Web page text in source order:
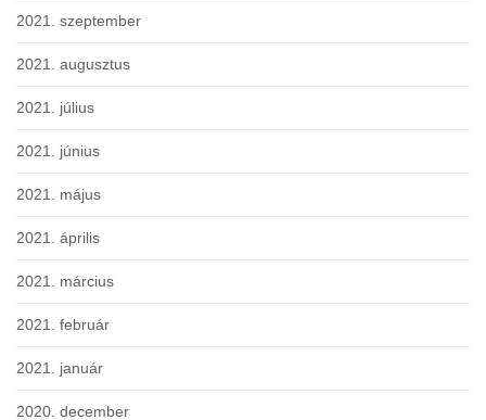
2021. szeptember
2021. augusztus
2021. július
2021. június
2021. május
2021. április
2021. március
2021. február
2021. január
2020. december